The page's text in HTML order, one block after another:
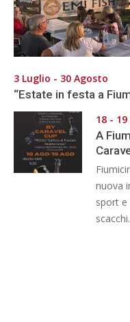
3 Luglio - 30 Agosto
“Estate in festa a
18 -
A
nuova
sport e